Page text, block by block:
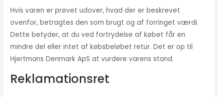
Hvis varen er prøvet udover, hvad der er beskrevet
ovenfor, betragtes den som brugt og af forringet værdi.
Dette betyder, at du ved fortrydelse af købet får en
mindre del eller intet af købsbeløbet retur. Det er op til
Hjertmans Denmark ApS at vurdere varens stand.
Reklamationsret